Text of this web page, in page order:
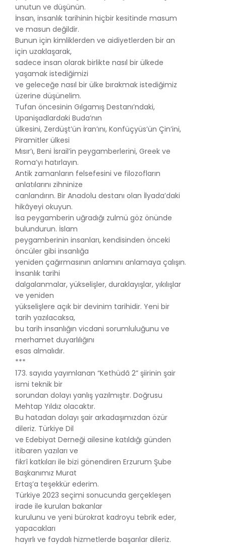
unutun ve düşünün.
İnsan, insanlık tarihinin hiçbir kesitinde masum
ve masun değildir.
Bunun için kimliklerden ve aidiyetlerden bir an
için uzaklaşarak,
sadece insan olarak birlikte nasıl bir ülkede
yaşamak istediğimizi
ve geleceğe nasıl bir ülke bırakmak istediğimiz
üzerine düşünelim.
Tufan öncesinin Gılgamış Destanı’ndaki,
Upanişadlardaki Buda’nın
ülkesini, Zerdüşt’ün İran’ını, Konfüçyüs’ün Çin’ini,
Piramitler ülkesi
Mısır’ı, Beni İsrail’in peygamberlerini, Greek ve
Roma’yı hatırlayın.
Antik zamanların felsefesini ve filozofların
anlatılarını zihninize
canlandırın. Bir Anadolu destanı olan İlyada’daki
hikâyeyi okuyun.
İsa peygamberin uğradığı zulmü göz önünde
bulundurun. İslam
peygamberinin insanları, kendisinden önceki
öncüler gibi insanlığa
yeniden çağırmasının anlamını anlamaya çalışın.
İnsanlık tarihi
dalgalanmalar, yükselişler, duraklayışlar, yıkılışlar
ve yeniden
yükselişlere açık bir devinim tarihidir. Yeni bir
tarih yazılacaksa,
bu tarih insanlığın vicdani sorumluluğunu ve
merhamet duyarlılığını
esas almalıdır.
***
173. sayıda yayımlanan “Kethüdâ 2” şiirinin şair
ismi teknik bir
sorundan dolayı yanlış yazılmıştır. Doğrusu
Mehtap Yıldız olacaktır.
Bu hatadan dolayı şair arkadaşımızdan özür
dileriz. Türkiye Dil
ve Edebiyat Derneği ailesine katıldığı günden
itibaren yazıları ve
fikrî katkıları ile bizi gönendiren Erzurum Şube
Başkanımız Murat
Ertaş’a teşekkür ederim.
Türkiye 2023 seçimi sonucunda gerçekleşen
irade ile kurulan bakanlar
kurulunu ve yeni bürokrat kadroyu tebrik eder,
yapacakları
hayırlı ve faydalı hizmetlerde başarılar dileriz.